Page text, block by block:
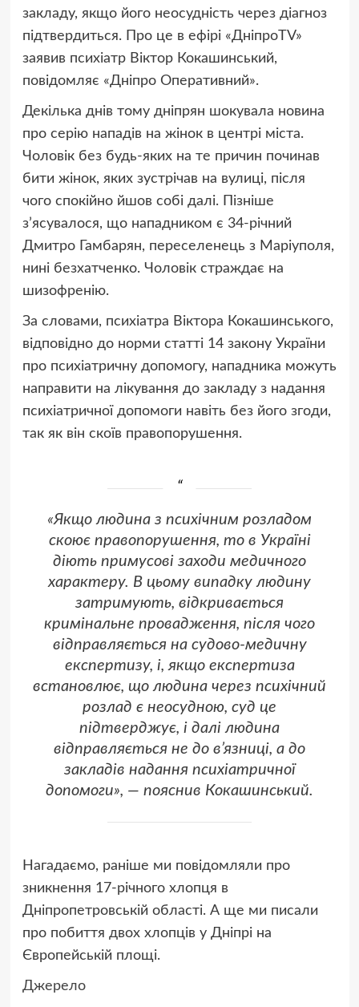
закладу, якщо його неосудність через діагноз
підтвердиться. Про це в ефірі «ДніпроTV»
заявив психіатр Віктор Кокашинський,
повідомляє «Дніпро Оперативний».
Декілька днів тому дніпрян шокувала новина
про серію нападів на жінок в центрі міста.
Чоловік без будь-яких на те причин починав
бити жінок, яких зустрічав на вулиці, після
чого спокійно йшов собі далі. Пізніше
з’ясувалося, що нападником є 34-річний
Дмитро Гамбарян, переселенець з Маріуполя,
нині безхатченко. Чоловік страждає на
шизофренію.
За словами, психіатра Віктора Кокашинського,
відповідно до норми статті 14 закону України
про психіатричну допомогу, нападника можуть
направити на лікування до закладу з надання
психіатричної допомоги навіть без його згоди,
так як він скоїв правопорушення.
«Якщо людина з психічним розладом
скоює правопорушення, то в Україні
діють примусові заходи медичного
характеру. В цьому випадку людину
затримують, відкривається
кримінальне провадження, після чого
відправляється на судово-медичну
експертизу, і, якщо експертиза
встановлює, що людина через психічний
розлад є неосудною, суд це
підтверджує, і далі людина
відправляється не до в’язниці, а до
закладів надання психіатричної
допомоги», — пояснив Кокашинський.
Нагадаємо, раніше ми повідомляли про
зникнення 17-річного хлопця в
Дніпропетровській області. А ще ми писали
про побиття двох хлопців у Дніпрі на
Європейській площі.
Джерело